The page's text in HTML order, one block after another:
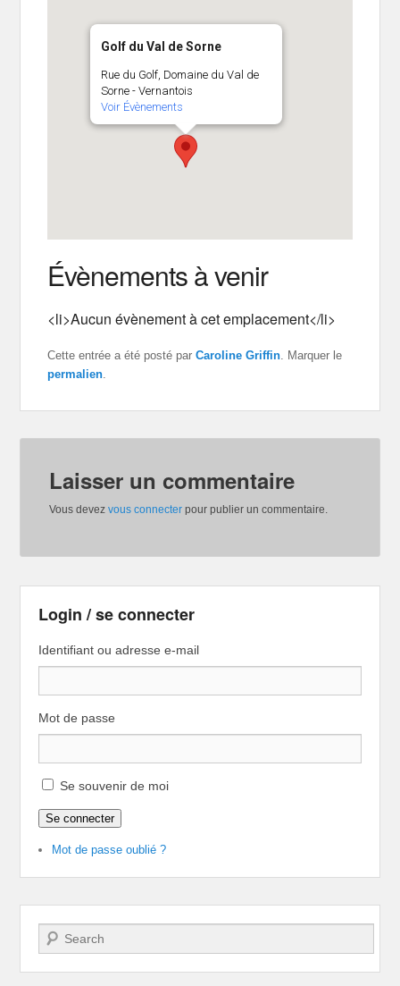
Golf du Val de Sorne
Rue du Golf, Domaine du Val de
Sorne - Vernantois
Voir Évènements
Évènements à venir
<li>Aucun évènement à cet emplacement</li>
Cette entrée a été posté parCaroline Griffin. Marquer le
permalien.
Laisser un commentaire
Vous devezvous connecter pour publier un commentaire.
Login / se connecter
Identifiant ou adresse e-mail
Mot de passe
Se souvenir de moi
Se connecter
Mot de passe oublié ?
Recherche